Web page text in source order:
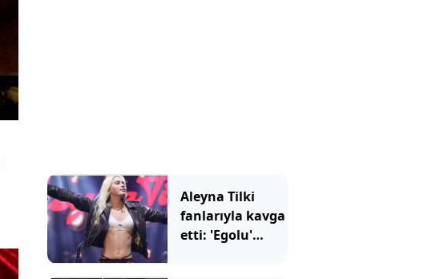
Aleyna Tilki
fanlarıyla kavga
etti: 'Egolu'